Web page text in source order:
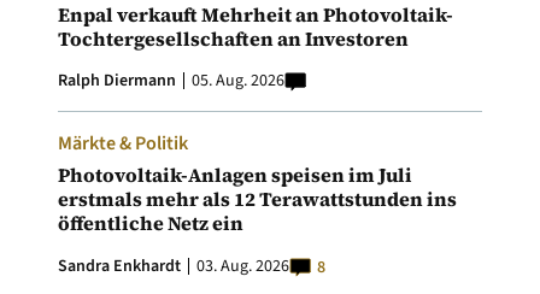
Enpal verkauft Mehrheit an Photovoltaik-
Tochtergesellschaften an Investoren
Ralph Diermann 05. Aug. 2026
Märkte & Politik
Photovoltaik-Anlagen speisen im Juli
erstmals mehr als 12 Terawattstunden ins
öffentliche Netz ein
Sandra Enkhardt 03. Aug. 2026 8